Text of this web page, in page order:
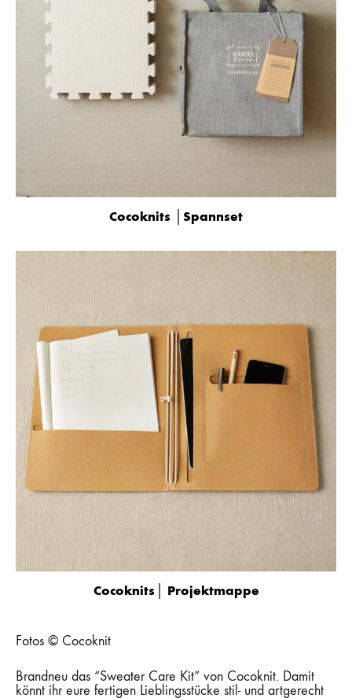
Cocoknits │Spannset
Cocoknits│ Projektmappe
Fotos © Cocoknit
Brandneu das “Sweater Care Kit” von Cocoknit. Damit
könnt ihr eure fertigen Lieblingsstücke stil- und artgerecht